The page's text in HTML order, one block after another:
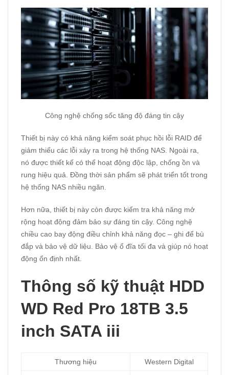
Công nghệ chống sốc tăng độ đáng tin cậy
Thiết bị này có khả năng kiểm soát phục hồi lỗi RAID để
giảm thiểu các lỗi xảy ra trong hệ thống NAS. Ngoài ra,
nó được thiết kế có thể hoạt động độc lập, chống ồn và
rung hiệu quả. Đồng thời sản phẩm sẽ phát triển tốt trong
hệ thống NAS nhiều ngăn.
Hơn nữa, thiết bị này còn được kiểm tra khả năng mở
rộng hoạt động đảm bảo sự đáng tin cậy. Công nghệ
chiều cao bay động điều chỉnh khả năng đọc – ghi để bù
đắp và bảo vệ dữ liệu. Bảo vệ ổ đĩa tối đa và giúp nó hoạt
động ổn định nhất.
Thông số kỹ thuật HDD
WD Red Pro 18TB 3.5
inch SATA iii
Thương hiệu Western Digital